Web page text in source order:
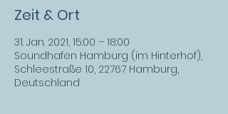
Zeit & Ort
31. Jan. 2021, 15:00 – 18:00
Soundhafen Hamburg (im Hinterhof),
Schleestraße 10, 22767 Hamburg,
Deutschland